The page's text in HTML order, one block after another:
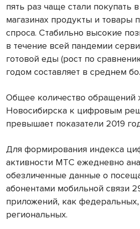
пять раз чаще стали покупать
магазинах продукты и товары
спроса. Стабильно высокие
в течение всей пандемии
готовой еды (рост по
годом составляет в среднем
Общее количество обращений
Новосибирска к цифровым
превышает показатели 2019
Для формирования индекса
активности МТС ежедневно
обезличенные данные о
абонентами мобильной связи
приложений, как федеральных,
региональных.